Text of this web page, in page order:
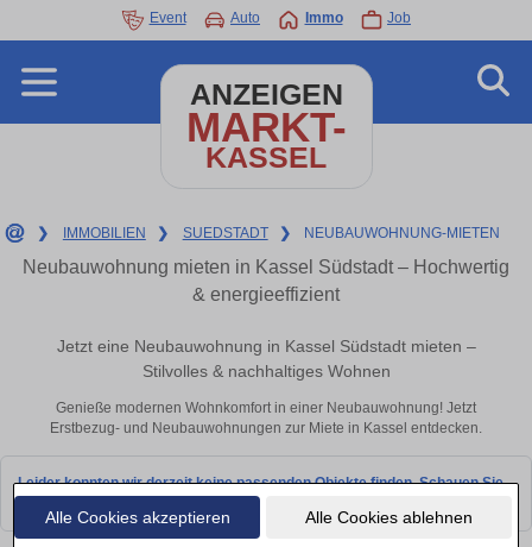
Alle Cookies akzeptieren Alle Cookies ablehnen
Event Auto Immo Job
ANZEIGEN
MARKT-
KASSEL
❯ IMMOBILIEN ❯ SUEDSTADT ❯ NEUBAUWOHNUNG-MIETEN
Neubauwohnung mieten in Kassel Südstadt – Hochwertig
& energieeffizient
Jetzt eine Neubauwohnung in Kassel Südstadt mieten –
Stilvolles & nachhaltiges Wohnen
Genieße modernen Wohnkomfort in einer Neubauwohnung! Jetzt
Erstbezug- und Neubauwohnungen zur Miete in Kassel entdecken.
Leider konnten wir derzeit keine passenden Objekte finden. Schauen Sie